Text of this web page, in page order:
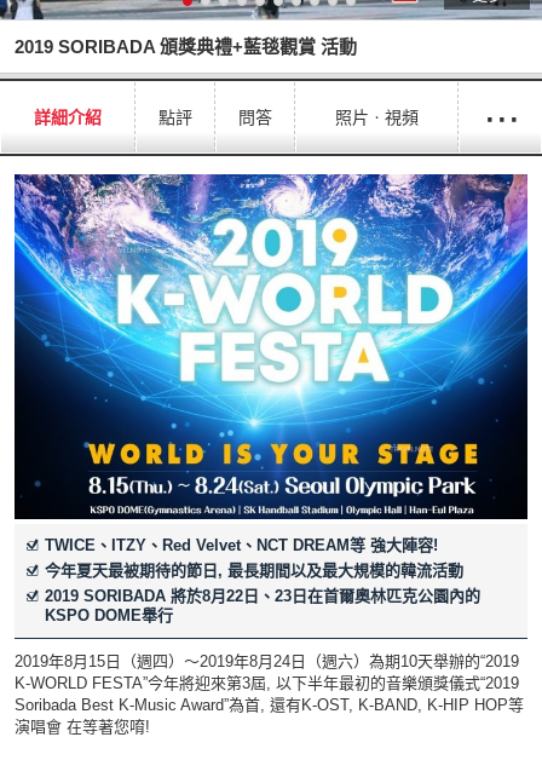
2019 SORIBADA 頒獎典禮+藍毯觀賞 活動
詳細介紹 點評 問答 照片ㆍ視頻 ···
TWICE、ITZY、Red Velvet、NCT DREAM等 強大陣容!
今年夏天最被期待的節日, 最長期間以及最大規模的韓流活動
2019 SORIBADA 將於8月22日、23日在首爾奧林匹克公園內的
KSPO DOME舉行
2019年8月15日（週四）～2019年8月24日（週六）為期10天舉辦的“2019
K-WORLD FESTA”今年將迎來第3屆, 以下半年最初的音樂頒獎儀式“2019
Soribada Best K-Music Award”為首, 還有K-OST, K-BAND, K-HIP HOP等
演唱會 在等著您唷!